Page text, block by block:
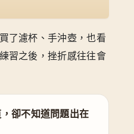
了濾杯、手沖壺，也看
習之後，挫折感往往會
卻不知道問題出在